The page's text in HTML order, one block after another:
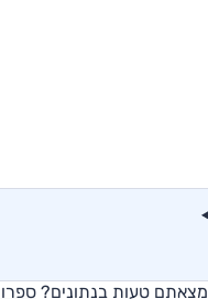
מצאתם טעות בנתונים? ספרו